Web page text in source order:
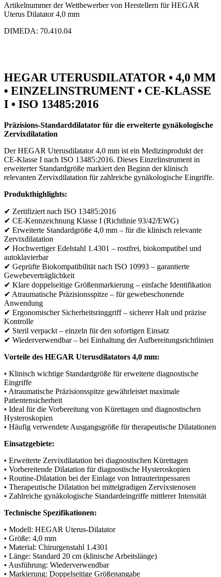
Artikelnummer der Wettbewerber von Herstellern für HEGAR
Uterus Dilatator 4,0 mm
DIMEDA: 70.410.04
HEGAR UTERUSDILATATOR • 4,0 MM
• EINZELINSTRUMENT • CE-KLASSE
I • ISO 13485:2016
Präzisions-Standarddilatator für die erweiterte gynäkologische
Zervixdilatation
Der HEGAR Uterusdilatator 4,0 mm ist ein Medizinprodukt der
CE-Klasse I nach ISO 13485:2016. Dieses Einzelinstrument in
erweiterter Standardgröße markiert den Beginn der klinisch
relevanten Zervixdilatation für zahlreiche gynäkologische Eingriffe.
Produkthighlights:
✔ Zertifiziert nach ISO 13485:2016
✔ CE-Kennzeichnung Klasse I (Richtlinie 93/42/EWG)
✔ Erweiterte Standardgröße 4,0 mm – für die klinisch relevante
Zervixdilatation
✔ Hochwertiger Edelstahl 1.4301 – rostfrei, biokompatibel und
autoklavierbar
✔ Geprüfte Biokompatibilität nach ISO 10993 – garantierte
Gewebeverträglichkeit
✔ Klare doppelseitige Größenmarkierung – einfache Identifikation
✔ Atraumatische Präzisionsspitze – für gewebeschonende
Anwendung
✔ Ergonomischer Sicherheitsringgriff – sicherer Halt und präzise
Kontrolle
✔ Steril verpackt – einzeln für den sofortigen Einsatz
✔ Wiederverwendbar – bei Einhaltung der Aufbereitungsrichtlinien
Vorteile des HEGAR Uterusdilatators 4,0 mm:
• Klinisch wichtige Standardgröße für erweiterte diagnostische
Eingriffe
• Atraumatische Präzisionsspitze gewährleistet maximale
Patientensicherheit
• Ideal für die Vorbereitung von Kürettagen und diagnostischen
Hysteroskopien
• Häufig verwendete Ausgangsgröße für therapeutische Dilatationen
Einsatzgebiete:
• Erweiterte Zervixdilatation bei diagnostischen Kürettagen
• Vorbereitende Dilatation für diagnostische Hysteroskopien
• Routine-Dilatation bei der Einlage von Intrauterinpessaren
• Therapeutische Dilatation bei mittelgradigen Zervixstenosen
• Zahlreiche gynäkologische Standardeingriffe mittlerer Intensität
Technische Spezifikationen:
• Modell: HEGAR Uterus-Dilatator
• Größe: 4,0 mm
• Material: Chirurgenstahl 1.4301
• Länge: Standard 20 cm (klinische Arbeitslänge)
• Ausführung: Wiederverwendbar
• Markierung: Doppelseitige Größenangabe